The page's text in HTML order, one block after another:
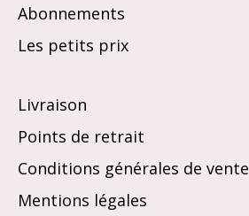
Abonnements
Les petits prix
Livraison
Points de retrait
Conditions générales de vente
Mentions légales